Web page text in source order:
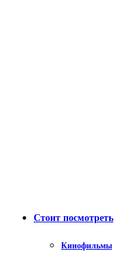
Стоит посмотреть
Кинофильмы